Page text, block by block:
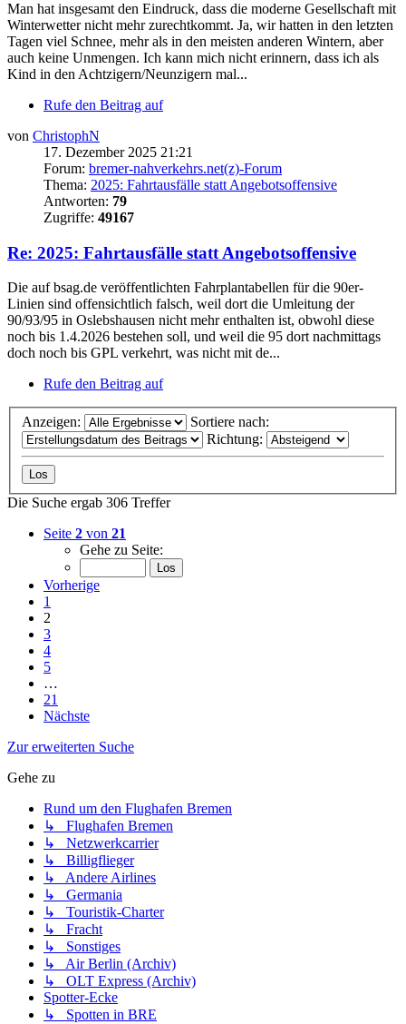
Man hat insgesamt den Eindruck, dass die moderne Gesellschaft mit
Winterwetter nicht mehr zurechtkommt. Ja, wir hatten in den letzten
Tagen viel Schnee, mehr als in den meisten anderen Wintern, aber
auch keine Unmengen. Ich kann mich nicht erinnern, dass ich als
Kind in den Achtzigern/Neunzigern mal...
Rufe den Beitrag auf
von ChristophN
17. Dezember 2025 21:21
Forum: bremer-nahverkehrs.net(z)-Forum
Thema: 2025: Fahrtausfälle statt Angebotsoffensive
Antworten: 79
Zugriffe: 49167
Re: 2025: Fahrtausfälle statt Angebotsoffensive
Die auf bsag.de veröffentlichten Fahrplantabellen für die 90er-
Linien sind offensichtlich falsch, weil dort die Umleitung der
90/93/95 in Oslebshausen nicht mehr enthalten ist, obwohl diese
noch bis 1.4.2026 bestehen soll, und weil die 95 dort nachmittags
doch noch bis GPL verkehrt, was nicht mit de...
Rufe den Beitrag auf
Anzeigen:
Sortiere nach:
Richtung:
Die Suche ergab 306 Treffer
Seite 2 von 21
Gehe zu Seite:
Vorherige
1
2
3
4
5
…
21
Nächste
Zur erweiterten Suche
Gehe zu
Rund um den Flughafen Bremen
↳ Flughafen Bremen
↳ Netzwerkcarrier
↳ Billigflieger
↳ Andere Airlines
↳ Germania
↳ Touristik-Charter
↳ Fracht
↳ Sonstiges
↳ Air Berlin (Archiv)
↳ OLT Express (Archiv)
Spotter-Ecke
↳ Spotten in BRE